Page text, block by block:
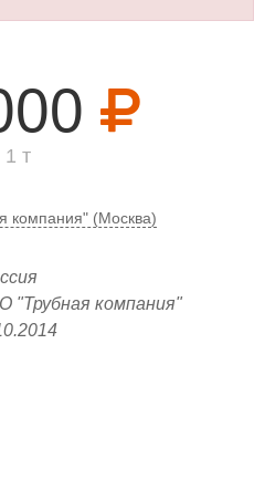
1 т
компания" (Москва)
"Трубная компания"